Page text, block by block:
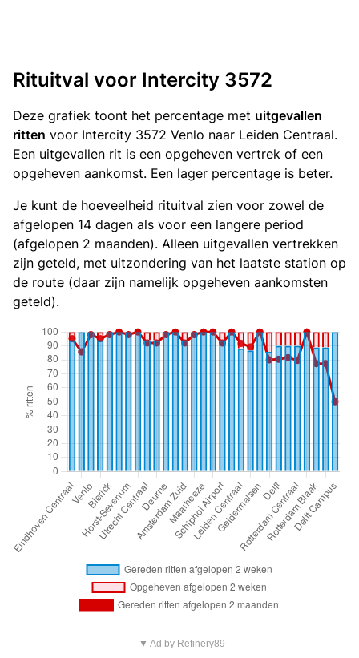
Rituitval voor Intercity 3572
Deze grafiek toont het percentage met uitgevallen
ritten voor Intercity 3572 Venlo naar Leiden Centraal.
Een uitgevallen rit is een opgeheven vertrek of een
opgeheven aankomst. Een lager percentage is beter.
Je kunt de hoeveelheid rituitval zien voor zowel de
afgelopen 14 dagen als voor een langere period
(afgelopen 2 maanden). Alleen uitgevallen vertrekken
zijn geteld, met uitzondering van het laatste station op
de route (daar zijn namelijk opgeheven aankomsten
geteld).
▼ Ad by Refinery89